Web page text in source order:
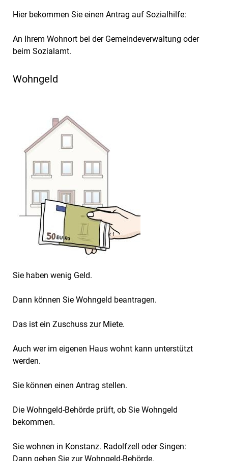
Hier bekommen Sie einen Antrag auf Sozialhilfe:
An Ihrem Wohnort bei der Gemeindeverwaltung oder
beim Sozialamt.
Wohngeld
Sie haben wenig Geld.
Dann können Sie Wohngeld beantragen.
Das ist ein Zuschuss zur Miete.
Auch wer im eigenen Haus wohnt kann unterstützt
werden.
Sie können einen Antrag stellen.
Die Wohngeld-Behörde prüft, ob Sie Wohngeld
bekommen.
Sie wohnen in Konstanz. Radolfzell oder Singen:
Dann gehen Sie zur Wohngeld-Behörde.